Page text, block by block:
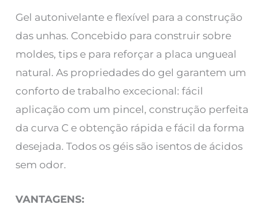
Gel autonivelante e flexível para a construção
das unhas. Concebido para construir sobre
moldes, tips e para reforçar a placa ungueal
natural. As propriedades do gel garantem um
conforto de trabalho excecional: fácil
aplicação com um pincel, construção perfeita
da curva C e obtenção rápida e fácil da forma
desejada. Todos os géis são isentos de ácidos
sem odor.
VANTAGENS: